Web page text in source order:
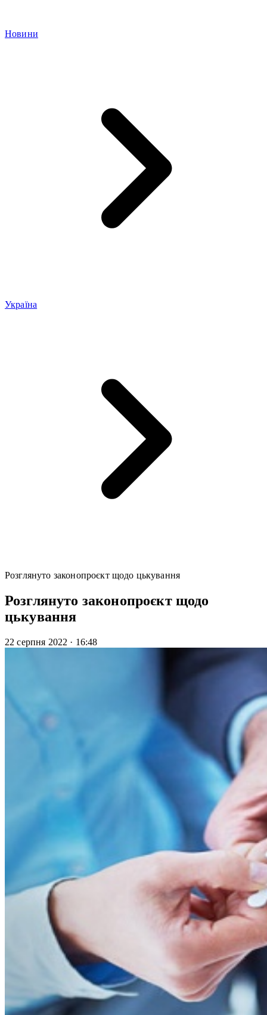
Новини
Україна
Розглянуто законопроєкт щодо цькування
Розглянуто законопроєкт щодо
цькування
22 серпня 2022 · 16:48